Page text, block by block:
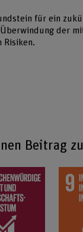
für ein
der
Risiken.
Beitrag